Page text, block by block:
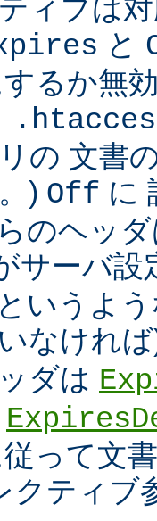
ィブは
と
るか無
の 文書
) Off に
のヘッ
サーバ設
いうよ
なけれ
ダは
って文
クティブ